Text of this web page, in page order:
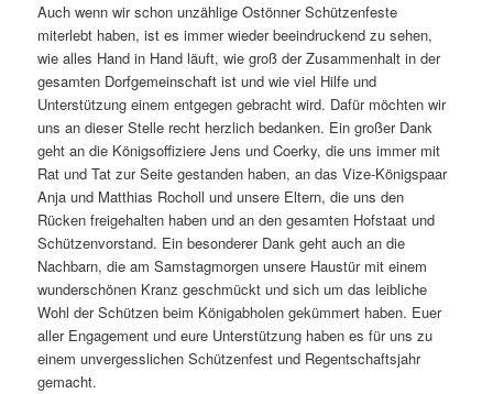
Auch wenn wir schon unzählige Ostönner Schützenfeste
miterlebt haben, ist es immer wieder beeindruckend zu sehen,
wie alles Hand in Hand läuft, wie groß der Zusammenhalt in der
gesamten Dorfgemeinschaft ist und wie viel Hilfe und
Unterstützung einem entgegen gebracht wird. Dafür möchten wir
uns an dieser Stelle recht herzlich bedanken. Ein großer Dank
geht an die Königsoffiziere Jens und Coerky, die uns immer mit
Rat und Tat zur Seite gestanden haben, an das Vize-Königspaar
Anja und Matthias Rocholl und unsere Eltern, die uns den
Rücken freigehalten haben und an den gesamten Hofstaat und
Schützenvorstand. Ein besonderer Dank geht auch an die
Nachbarn, die am Samstagmorgen unsere Haustür mit einem
wunderschönen Kranz geschmückt und sich um das leibliche
Wohl der Schützen beim Königabholen gekümmert haben. Euer
aller Engagement und eure Unterstützung haben es für uns zu
einem unvergesslichen Schützenfest und Regentschaftsjahr
gemacht.